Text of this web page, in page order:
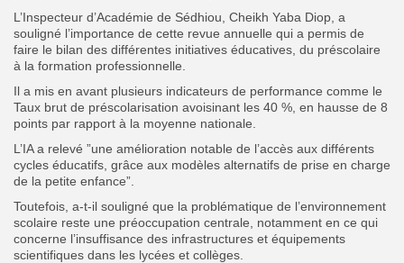
L’Inspecteur d’Académie de Sédhiou, Cheikh Yaba Diop, a
souligné l’importance de cette revue annuelle qui a permis de
faire le bilan des différentes initiatives éducatives, du préscolaire
à la formation professionnelle.
Il a mis en avant plusieurs indicateurs de performance comme le
Taux brut de préscolarisation avoisinant les 40 %, en hausse de 8
points par rapport à la moyenne nationale.
L’IA a relevé ”une amélioration notable de l’accès aux différents
cycles éducatifs, grâce aux modèles alternatifs de prise en charge
de la petite enfance”.
Toutefois, a-t-il souligné que la problématique de l’environnement
scolaire reste une préoccupation centrale, notamment en ce qui
concerne l’insuffisance des infrastructures et équipements
scientifiques dans les lycées et collèges.